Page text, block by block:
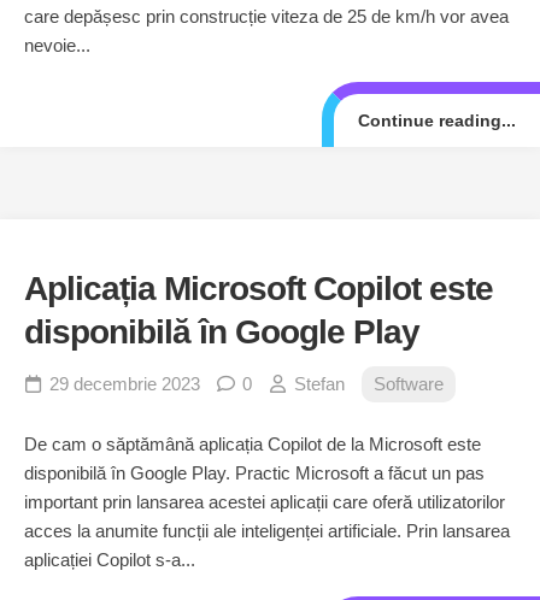
care depășesc prin construcție viteza de 25 de km/h vor avea
nevoie...
Continue reading...
Aplicația Microsoft Copilot este
disponibilă în Google Play
29 decembrie 2023 0 Stefan Software
De cam o săptămână aplicația Copilot de la Microsoft este
disponibilă în Google Play. Practic Microsoft a făcut un pas
important prin lansarea acestei aplicații care oferă utilizatorilor
acces la anumite funcții ale inteligenței artificiale. Prin lansarea
aplicației Copilot s-a...